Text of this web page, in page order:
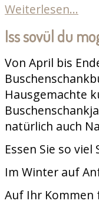
Weiterlesen...
Iss sovül du
Von April bis
Hausgemachte
natürlich auch
Essen Sie so
Im Winter auf
Auf Ihr Kommen